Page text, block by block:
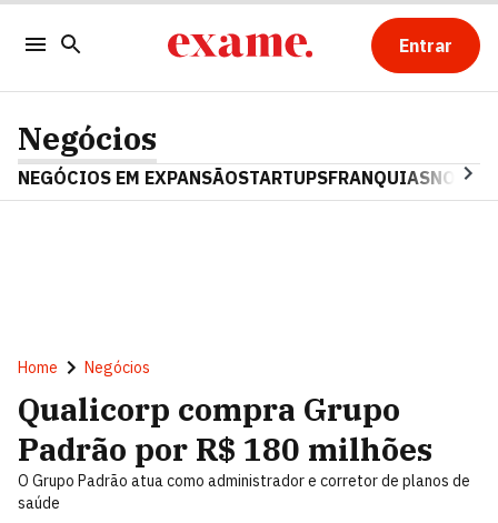
Entrar
Negócios
NEGÓCIOS EM EXPANSÃOSTARTUPSFRANQUIAS
Home Negócios
Qualicorp compra Grupo
Padrão por R$ 180 milhões
O Grupo Padrão atua como administrador e corretor de planos de
saúde